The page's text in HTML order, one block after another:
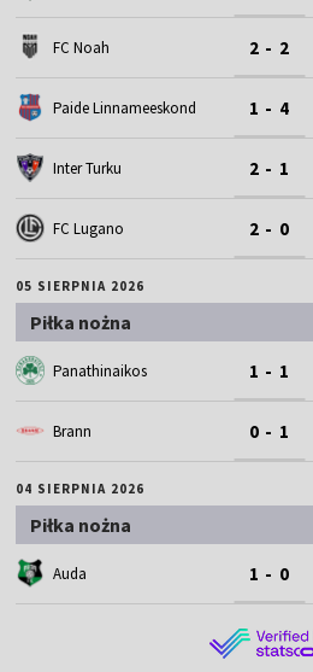
FC Noah 2 - 2
Paide Linnameeskond 1 - 4
Inter Turku 2 - 1
FC Lugano 2 - 0
05 SIERPNIA 2026
Piłka nożna
Panathinaikos 1 - 1
Brann 0 - 1
04 SIERPNIA 2026
Piłka nożna
Auda 1 - 0